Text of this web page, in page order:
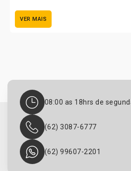
VER MAIS
08:00 as 18hrs de
(62) 3087-6777
(62) 99607-2201